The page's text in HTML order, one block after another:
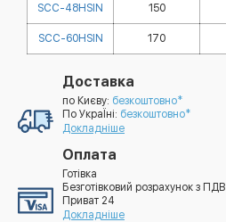
SCC-48HSIN 150
SCC-60HSIN 170
Доставка
по Києву: безкоштовно*
По УкраЇні: безкоштовно*
Докладніше
Оплата
Готівка
Безготівковий розрахунок з ПДВ
Приват 24
Докладніше